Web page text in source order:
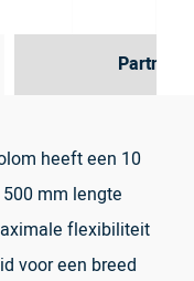
Partner
heeft een 10
mm lengte
flexibiliteit
voor een breed